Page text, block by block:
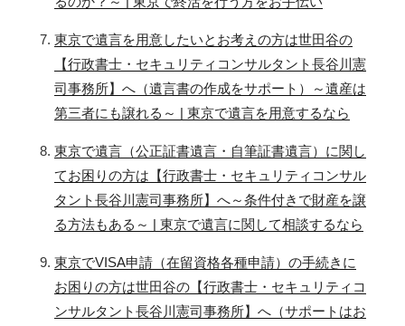
東京で遺言を用意したいとお考えの方は世田谷の
【行政書士・セキュリティコンサルタント長谷川憲
司事務所】へ（遺言書の作成をサポート）～遺産は
第三者にも譲れる～ | 東京で遺言を用意するなら
東京で遺言（公正証書遺言・自筆証書遺言）に関し
てお困りの方は【行政書士・セキュリティコンサル
タント長谷川憲司事務所】へ～条件付きで財産を譲
る方法もある～ | 東京で遺言に関して相談するなら
東京でVISA申請（在留資格各種申請）の手続きに
お困りの方は世田谷の【行政書士・セキュリティコ
ンサルタント長谷川憲司事務所】へ（サポートはお